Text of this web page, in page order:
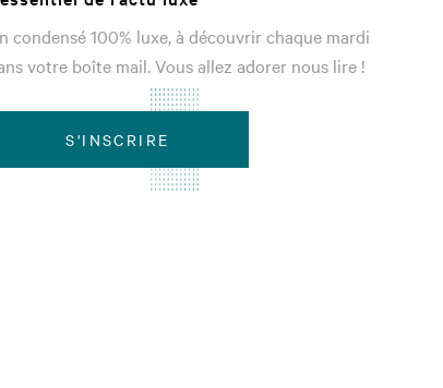
condensé 100% luxe, à découvrir chaque mardi
votre boîte mail. Vous allez adorer nous lire !
S'INSCRIRE